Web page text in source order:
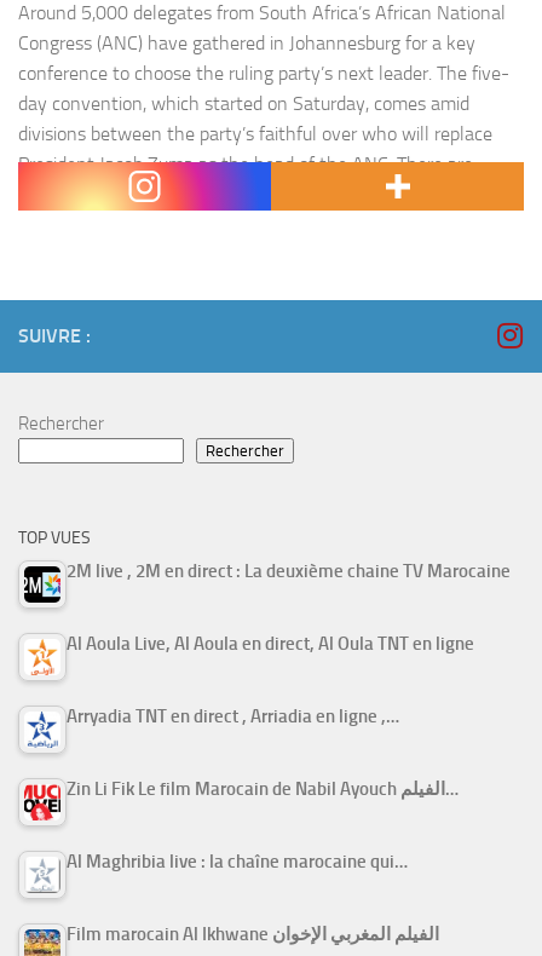
Around 5,000 delegates from South Africa’s African National
Congress (ANC) have gathered in Johannesburg for a key
conference to choose the ruling party’s next leader. The five-
day convention, which started on Saturday, comes amid
divisions between the party’s faithful over who will replace
President Jacob Zuma as the head of the ANC. There are
SUIVRE :
Rechercher
Rechercher
TOP VUES
2M live , 2M en direct : La deuxième chaine TV Marocaine
Al Aoula Live, Al Aoula en direct, Al Oula TNT en ligne
Arryadia TNT en direct , Arriadia en ligne ,…
Zin Li Fik Le film Marocain de Nabil Ayouch الفيلم…
Al Maghribia live : la chaîne marocaine qui…
Film marocain Al Ikhwane الفيلم المغربي الإخوان